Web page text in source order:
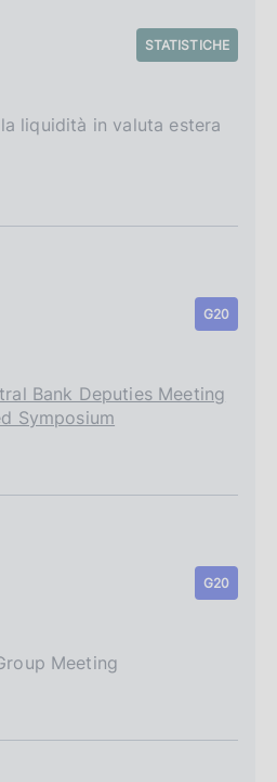
STATISTICHE
liquidità in valuta estera
G20
Bank Deputies Meeting
Symposium
G20
Meeting